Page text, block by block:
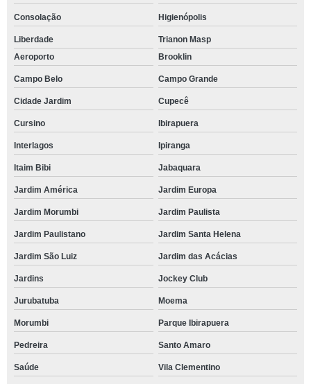
Consolação Higienópolis
Liberdade
Trianon Masp
Aeroporto
Brooklin
Campo Belo Campo Grande
Cidade Jardim Cupecê
Cursino Ibirapuera
Interlagos Ipiranga
Itaim Bibi Jabaquara
Jardim América Jardim Europa
Jardim Morumbi Jardim Paulista
Jardim Paulistano Jardim Santa Helena
Jardim São Luiz Jardim das Acácias
Jardins Jockey Club
Jurubatuba Moema
Morumbi Parque Ibirapuera
Pedreira Santo Amaro
Saúde Vila Clementino